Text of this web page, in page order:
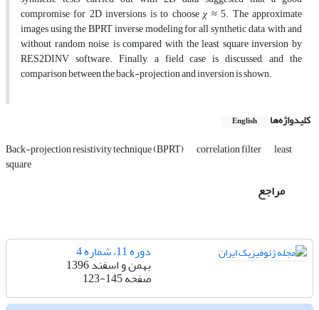
compromise for 2D inversions is to choose 𝜒 ≈ 5. The approximate
images using the BPRT inverse modeling for all synthetic data, with and
without random noise, is compared with the least square inversion by
RES2DINV software. Finally, a field case is discussed, and the
comparison between the back-projection and inversion is shown.
کلیدواژه‌ها English
Back-projection resistivity technique (BPRT) correlation filter least
square
مراجع
دوره 11، شماره 4
بهمن و اسفند 1396
صفحه123-145